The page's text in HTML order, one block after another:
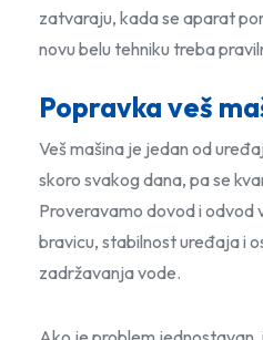
zatvaraju, kada se aparat
novu belu tehniku treba
Popravka veš
Veš mašina je jedan od
skoro svakog dana, pa se
Proveravamo dovod i odvod
bravicu, stabilnost uređaja i
zadržavanja vode.